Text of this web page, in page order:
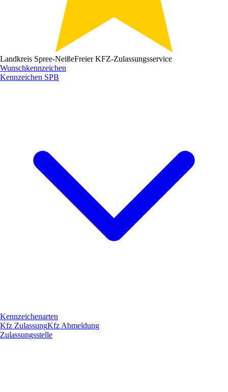
Landkreis Spree-NeißeFreier KFZ-Zulassungsservice
Wunschkennzeichen
Kennzeichen SPB
Kennzeichenarten
Kfz ZulassungKfz Abmeldung
Zulassungsstelle